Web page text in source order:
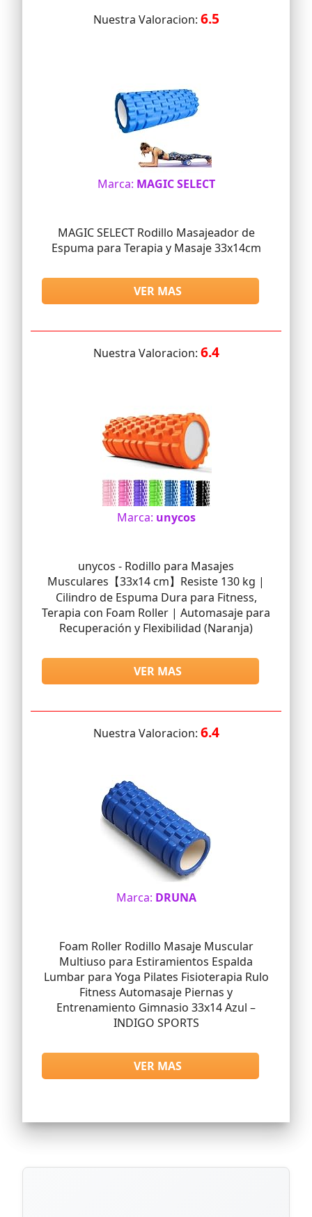
Nuestra Valoracion: 6.5
Marca: MAGIC SELECT
MAGIC SELECT Rodillo Masajeador de
Espuma para Terapia y Masaje 33x14cm
VER MAS
Nuestra Valoracion: 6.4
Marca: unycos
unycos - Rodillo para Masajes
Musculares【33x14 cm】Resiste 130 kg |
Cilindro de Espuma Dura para Fitness,
Terapia con Foam Roller | Automasaje para
Recuperación y Flexibilidad (Naranja)
VER MAS
Nuestra Valoracion: 6.4
Marca: DRUNA
Foam Roller Rodillo Masaje Muscular
Multiuso para Estiramientos Espalda
Lumbar para Yoga Pilates Fisioterapia Rulo
Fitness Automasaje Piernas y
Entrenamiento Gimnasio 33x14 Azul –
INDIGO SPORTS
VER MAS